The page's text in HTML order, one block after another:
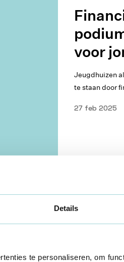
Details
te personaliseren, om
voor
Jeugdhuizen
te staan door
27 feb 2025
laten